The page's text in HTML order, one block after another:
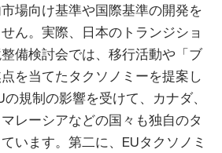
場向け基準や国際基準の開発を
ん。実際、日本のトランジショ
備検討会では、移行活動や「ブ
を当てたタクソノミーを提案し
規制の影響を受けて、カナダ、
レーシアなどの国々も独自のタ
います。第二に、EUタクソノミ